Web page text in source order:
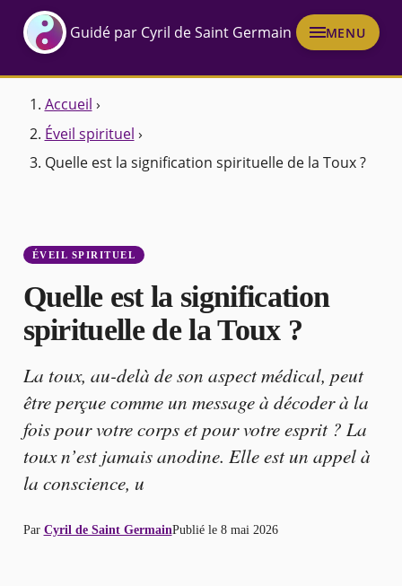
Guidé par Cyril de Saint Germain MENU
Accueil ›
Éveil spirituel ›
Quelle est la signification spirituelle de la Toux ?
ÉVEIL SPIRITUEL
Quelle est la signification
spirituelle de la Toux ?
La toux, au-delà de son aspect médical, peut
être perçue comme un message à décoder à la
fois pour votre corps et pour votre esprit ? La
toux n’est jamais anodine. Elle est un appel à
la conscience, u
Par Cyril de Saint GermainPublié le 8 mai 2026